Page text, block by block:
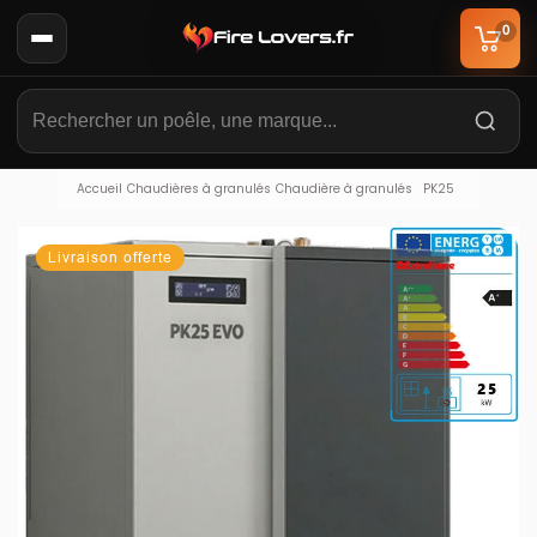
0
Accueil Chaudières à granulés Chaudière à granulés PK25
Livraison offerte